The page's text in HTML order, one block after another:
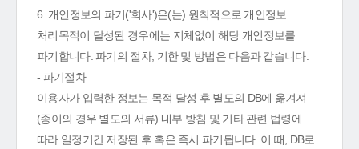
6. 개인정보의 파기('회사')은(는) 원칙적으로 개인정보
처리목적이 달성된 경우에는 지체없이 해당 개인정보를
파기합니다. 파기의 절차, 기한 및 방법은 다음과 같습니다.
- 파기절차
이용자가 입력한 정보는 목적 달성 후 별도의 DB에 옮겨져
(종이의 경우 별도의 서류) 내부 방침 및 기타 관련 법령에
따라 일정기간 저장된 후 혹은 즉시 파기됩니다. 이 때, DB로